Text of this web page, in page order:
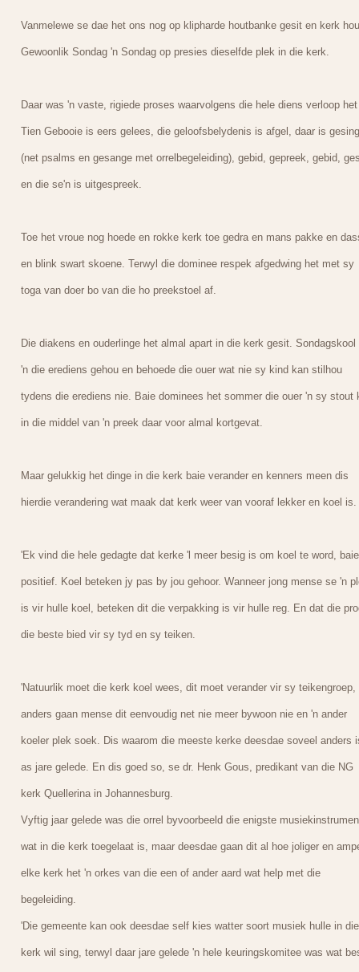
Vanmelewe se dae het ons nog op klipharde houtbanke gesit en kerk
Gewoonlik Sondag 'n Sondag op presies dieselfde plek in die kerk.
Daar was 'n vaste, rigiede proses waarvolgens die hele diens verloop
Tien Gebooie is eers gelees, die geloofsbelydenis is afgel, daar is gesing
(net psalms en gesange met orrelbegeleiding), gebid, gepreek, gebid,
en die se'n is uitgespreek.
Toe het vroue nog hoede en rokke kerk toe gedra en mans pakke en
en blink swart skoene. Terwyl die dominee respek afgedwing het met sy
toga van doer bo van die ho preekstoel af.
Die diakens en ouderlinge het almal apart in die kerk gesit. Sondagskool
'n die erediens gehou en behoede die ouer wat nie sy kind kan stilhou
tydens die erediens nie. Baie dominees het sommer die ouer 'n sy stout
in die middel van 'n preek daar voor almal kortgevat.
Maar gelukkig het dinge in die kerk baie verander en kenners meen dis
hierdie verandering wat maak dat kerk weer van vooraf lekker en koel is.
'Ek vind die hele gedagte dat kerke 'l meer besig is om koel te word, baie
positief. Koel beteken jy pas by jou gehoor. Wanneer jong mense se 'n
is vir hulle koel, beteken dit die verpakking is vir hulle reg. En dat die
die beste bied vir sy tyd en sy teiken.
'Natuurlik moet die kerk koel wees, dit moet verander vir sy teikengroep,
anders gaan mense dit eenvoudig net nie meer bywoon nie en 'n ander
koeler plek soek. Dis waarom die meeste kerke deesdae soveel anders
as jare gelede. En dis goed so, se dr. Henk Gous, predikant van die NG
kerk Quellerina in Johannesburg.
Vyftig jaar gelede was die orrel byvoorbeeld die enigste
wat in die kerk toegelaat is, maar deesdae gaan dit al hoe joliger en
elke kerk het 'n orkes van die een of ander aard wat help met die
begeleiding.
'Die gemeente kan ook deesdae self kies watter soort musiek hulle in die
kerk wil sing, terwyl daar jare gelede 'n hele keuringskomitee was wat